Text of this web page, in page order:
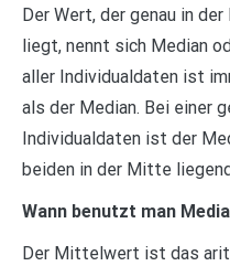
Der Wert, der genau in
liegt, nennt sich Median
aller Individualdaten ist
als der Median. Bei einer
Individualdaten ist der
beiden in der Mitte
Wann benutzt man
Der Mittelwert ist das